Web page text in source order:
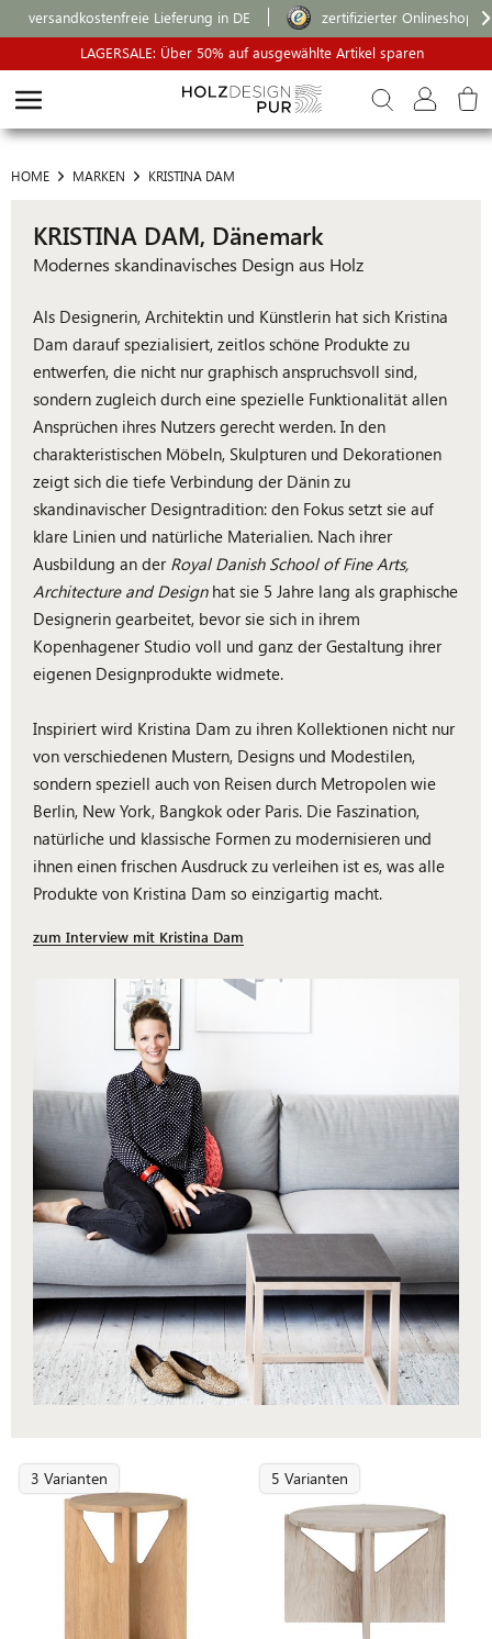
versandkostenfreie Lieferung in DE
zertifizierter Onlineshop
LAGERSALE: Über 50% auf ausgewählte Artikel sparen
HOME MARKEN KRISTINA DAM
KRISTINA DAM, Dänemark
Modernes skandinavisches Design aus Holz
Als Designerin, Architektin und Künstlerin hat sich Kristina
Dam darauf spezialisiert, zeitlos schöne Produkte zu
entwerfen, die nicht nur graphisch anspruchsvoll sind,
sondern zugleich durch eine spezielle Funktionalität allen
Ansprüchen ihres Nutzers gerecht werden. In den
charakteristischen Möbeln, Skulpturen und Dekorationen
zeigt sich die tiefe Verbindung der Dänin zu
skandinavischer Designtradition: den Fokus setzt sie auf
klare Linien und natürliche Materialien. Nach ihrer
Ausbildung an der Royal Danish School of Fine Arts,
Architecture and Designhat sie 5 Jahre lang als graphische
Designerin gearbeitet, bevor sie sich in ihrem
Kopenhagener Studio voll und ganz der Gestaltung ihrer
eigenen Designprodukte widmete.
Inspiriert wird Kristina Dam zu ihren Kollektionen nicht nur
von verschiedenen Mustern, Designs und Modestilen,
sondern speziell auch von Reisen durch Metropolen wie
Berlin, New York, Bangkok oder Paris. Die Faszination,
natürliche und klassische Formen zu modernisieren und
ihnen einen frischen Ausdruck zu verleihen ist es, was alle
Produkte von Kristina Dam so einzigartig macht.
zum Interview mit Kristina Dam
3 Varianten 5 Varianten